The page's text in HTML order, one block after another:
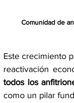
Comunidad de
Este crecimiento
reactivación
todos los
como un pilar